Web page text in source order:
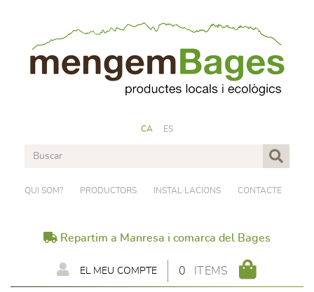
CA ES
QUI SOM? PRODUCTORS INSTAL·LACIONS CONTACTE
Repartim a Manresa i comarca del Bages
0 ITEMS
EL MEU COMPTE